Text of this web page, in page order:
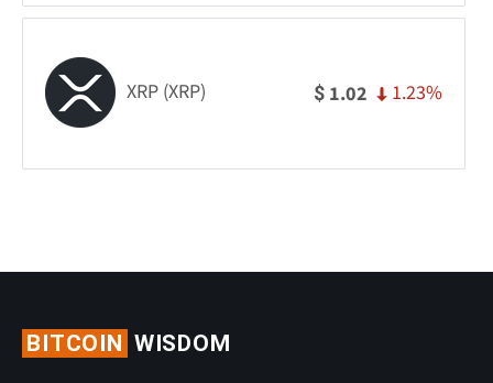
XRP (XRP) $ 1.02 1.23%
BITCOIN WISDOM